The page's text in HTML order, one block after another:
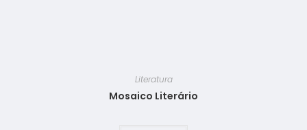
Literatura
Mosaico Literário